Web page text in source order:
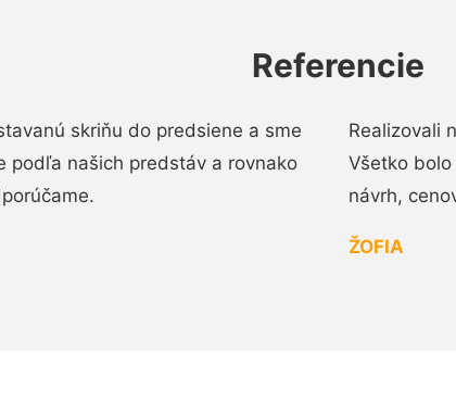
Referencie
skriňu do predsiene a sme
podľa našich predstáv a rovnako
Realizovali
Všetko
návrh,
ŽOFIA